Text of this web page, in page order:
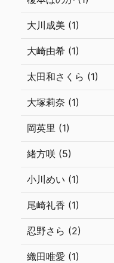
大川成美 (1)
大崎由希 (1)
太田和さくら (1)
大塚莉奈 (1)
岡英里 (1)
緒方咲 (5)
小川めい (1)
尾崎礼香 (1)
忍野さら (2)
織田唯愛 (1)